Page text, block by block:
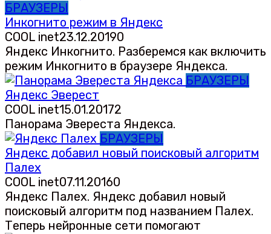
БРАУЗЕРЫ
Инкогнито режим в Яндекс
COOL inet23.12.20190
Яндекс Инкогнито. Разберемся как включить
режим Инкогнито в браузере Яндекса.
БРАУЗЕРЫ
Яндекс Эверест
COOL inet15.01.20172
Панорама Эвереста Яндекса.
БРАУЗЕРЫ
Яндекс добавил новый поисковый алгоритм
Палех
COOL inet07.11.20160
Яндекс Палех. Яндекс добавил новый
поисковый алгоритм под названием Палех.
Теперь нейронные сети помогают